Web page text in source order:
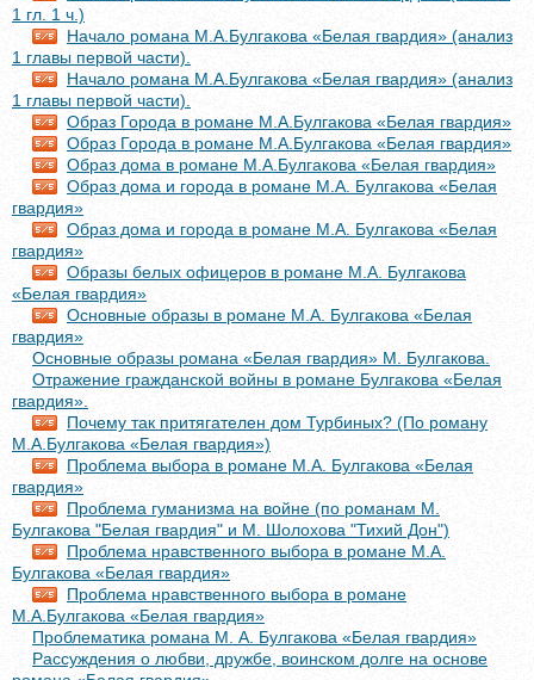
1 гл. 1 ч.)
Начало романа М.А.Булгакова «Белая гвардия» (анализ
1 главы первой части).
Начало романа М.А.Булгакова «Белая гвардия» (анализ
1 главы первой части).
Образ Города в романе М.А.Булгакова «Белая гвардия»
Образ Города в романе М.А.Булгакова «Белая гвардия»
Образ дома в романе М.А.Булгакова «Белая гвардия»
Образ дома и города в романе М.А. Булгакова «Белая
гвардия»
Образ дома и города в романе М.А. Булгакова «Белая
гвардия»
Образы белых офицеров в романе М.А. Булгакова
«Белая гвардия»
Основные образы в романе М.А. Булгакова «Белая
гвардия»
Основные образы романа «Белая гвардия» М. Булгакова.
Отражение гражданской войны в романе Булгакова «Белая
гвардия».
Почему так притягателен дом Турбиных? (По роману
М.А.Булгакова «Белая гвардия»)
Проблема выбора в романе М.А. Булгакова «Белая
гвардия»
Проблема гуманизма на войне (по романам М.
Булгакова "Белая гвардия" и М. Шолохова "Тихий Дон")
Проблема нравственного выбора в романе М.А.
Булгакова «Белая гвардия»
Проблема нравственного выбора в романе
М.А.Булгакова «Белая гвардия»
Проблематика романа М. А. Булгакова «Белая гвардия»
Рассуждения о любви, дружбе, воинском долге на основе